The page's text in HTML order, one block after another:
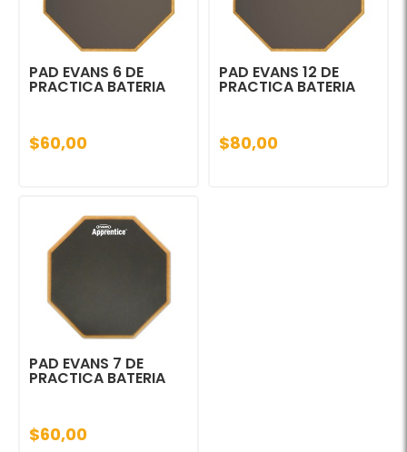
PAD EVANS 6 DE
PRACTICA BATERIA
$60,00
PAD EVANS 12 DE
PRACTICA BATERIA
$80,00
PAD EVANS 7 DE
PRACTICA BATERIA
$60,00